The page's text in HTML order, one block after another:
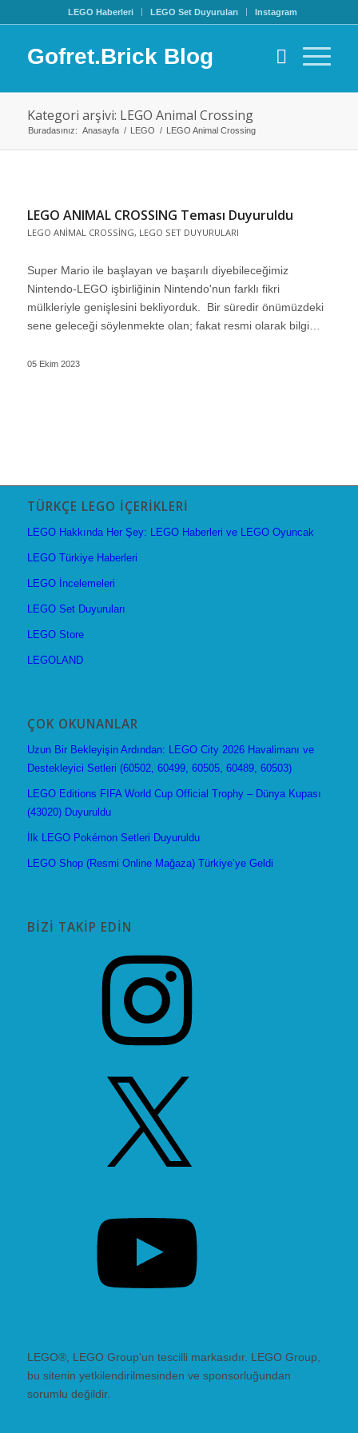
LEGO Haberleri LEGO Set Duyuruları Instagram
Gofret.Brick Blog
Kategori arşivi: LEGO Animal Crossing
Buradasınız: Anasayfa / LEGO / LEGO Animal Crossing
LEGO ANIMAL CROSSING Teması Duyuruldu
LEGO ANIMAL CROSSING, LEGO SET DUYURULARI
Super Mario ile başlayan ve başarılı diyebileceğimiz
Nintendo-LEGO işbirliğinin Nintendo'nun farklı fikri
mülkleriyle genişlesini bekliyorduk. Bir süredir önümüzdeki
sene geleceği söylenmekte olan; fakat resmi olarak bilgi…
05 Ekim 2023
TÜRKÇE LEGO İÇERIKLERI
LEGO Hakkında Her Şey: LEGO Haberleri ve LEGO Oyuncak
LEGO Türkiye Haberleri
LEGO İncelemeleri
LEGO Set Duyuruları
LEGO Store
LEGOLAND
ÇOK OKUNANLAR
Uzun Bir Bekleyişin Ardından: LEGO City 2026 Havalimanı ve
Destekleyici Setleri (60502, 60499, 60505, 60489, 60503)
LEGO Editions FIFA World Cup Official Trophy – Dünya Kupası
(43020) Duyuruldu
İlk LEGO Pokémon Setleri Duyuruldu
LEGO Shop (Resmi Online Mağaza) Türkiye’ye Geldi
BIZI TAKIP EDIN
LEGO®, LEGO Group'un tescilli markasıdır. LEGO Group,
bu sitenin yetkilendirilmesinden ve sponsorluğundan
sorumlu değildir.